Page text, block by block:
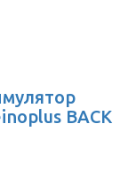
BACK